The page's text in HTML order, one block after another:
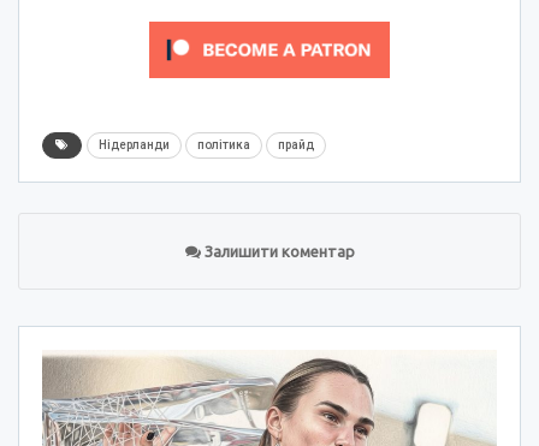
Нідерланди політика прайд
Залишити коментар